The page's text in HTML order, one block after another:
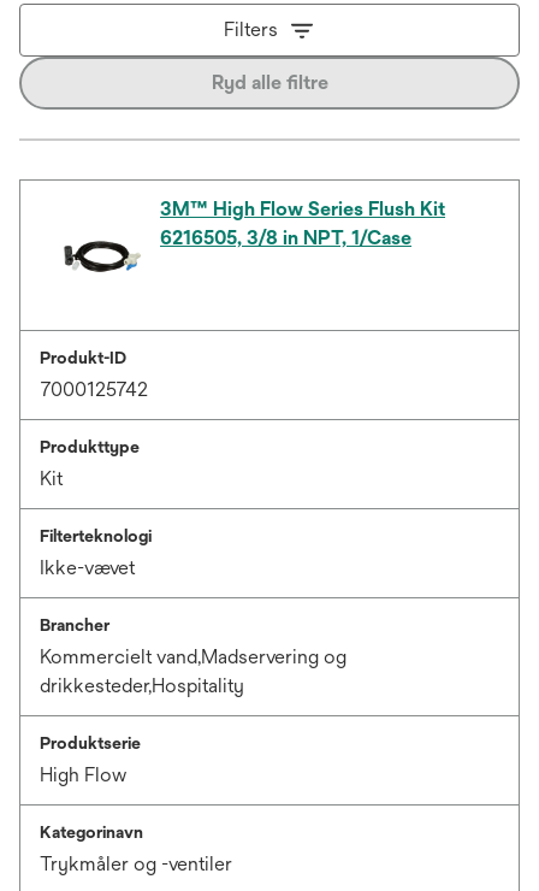
Filters
Ryd alle filtre
3M™ High Flow Series Flush Kit
6216505, 3/8 in NPT, 1/Case
Produkt-ID
7000125742
Produkttype
Kit
Filterteknologi
Ikke-vævet
Brancher
Kommercielt vand,Madservering og
drikkesteder,Hospitality
Produktserie
High Flow
Kategorinavn
Trykmåler og -ventiler